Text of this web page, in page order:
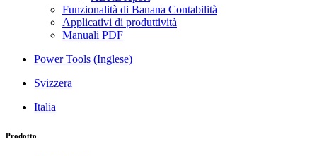
Funzionalità di Banana Contabilità
Applicativi di produttività
Manuali PDF
Power Tools (Inglese)
Svizzera
Italia
Prodotto